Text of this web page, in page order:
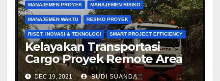
MANAJEMEN PROYEK MANAJEMEN RISIKO
MANAJEMEN WAKTU RESIKO PROYEK
RISET, INOVASI & TEKNOLOGI SMART PROJECT EFFICIENCY
Kelayakan Transportasi
Cargo Proyek Remote Area
DEC 19, 2021 BUDI SUANDA